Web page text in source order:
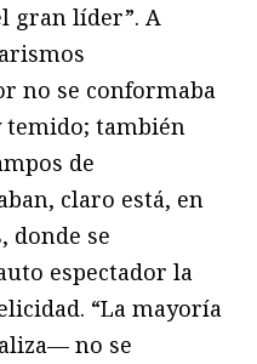
gran líder”. A
no se conformaba
temido; también
de
claro está, en
donde se
espectador la
“La mayoría
no se